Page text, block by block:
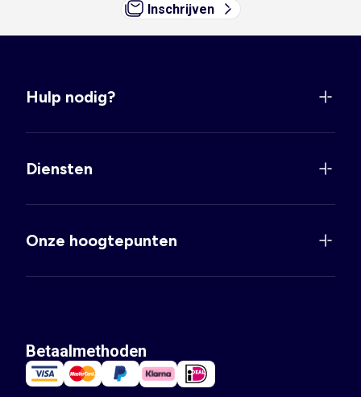
Inschrijven
Hulp nodig?
Diensten
Onze hoogtepunten
Betaalmethoden